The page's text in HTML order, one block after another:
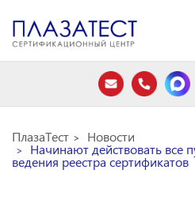
ПлазаТест Новости
Начинают действовать все
ведения реестра сертификатов